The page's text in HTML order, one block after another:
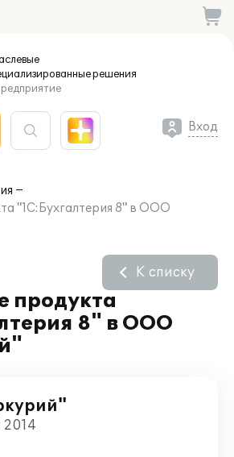
решения
Вход
"1С:Бухгалтерия 8" в ООО
продукта
8" в ООО
К списку